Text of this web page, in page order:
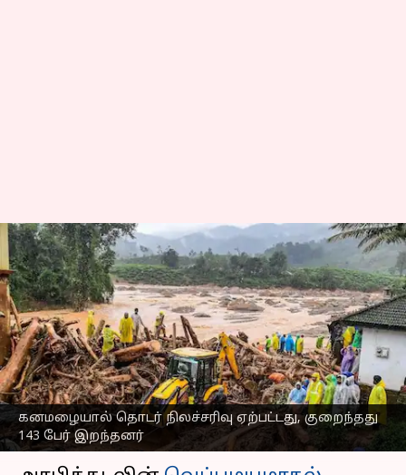
கனமழையால் தொடர் நிலச்சரிவு ஏற்பட்டது, குறைந்தது
143 பேர் இறந்தனர்
வயநாடு நிலச்சரிவிற்கும்,
அரபிக்கடலின்
வெப்பமயமாதலுக்கும்
தொடர்பு உள்ளது
என்கிறார் நிபுணர்
எழுதியவர் Venkatalakshmi V Jul 31, 2024 11:06 am
செய்தி முன்னோட்டம்